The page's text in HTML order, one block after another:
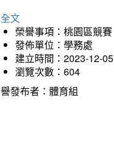
文
榮譽事項：桃園區競賽
發佈單位：學務處
建立時間：2023-12-05
瀏覽次數：604
發布者：體育組